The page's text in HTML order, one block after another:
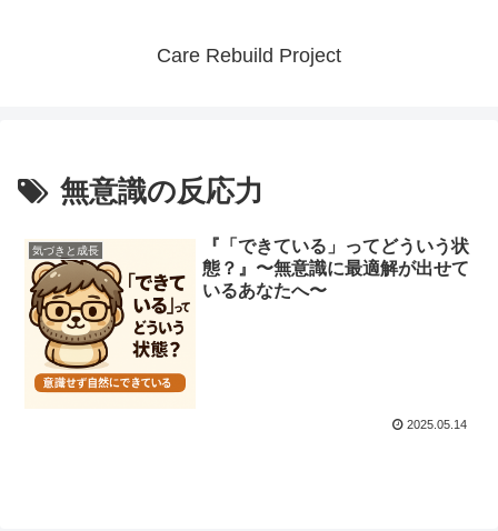
Care Rebuild Project
無意識の反応力
気づきと成長
『「できている」ってどういう状
態？』〜無意識に最適解が出せて
いるあなたへ〜
2025.05.14